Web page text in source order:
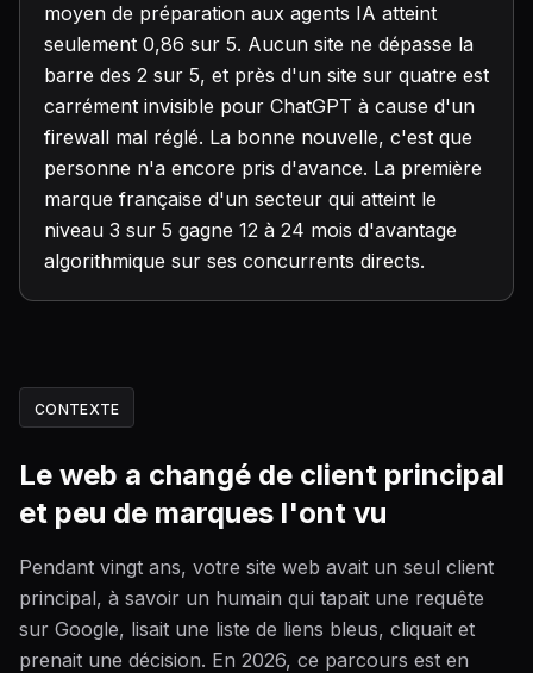
moyen de préparation aux agents IA atteint
seulement 0,86 sur 5. Aucun site ne dépasse la
barre des 2 sur 5, et près d'un site sur quatre est
carrément invisible pour ChatGPT à cause d'un
firewall mal réglé. La bonne nouvelle, c'est que
personne n'a encore pris d'avance. La première
marque française d'un secteur qui atteint le
niveau 3 sur 5 gagne 12 à 24 mois d'avantage
algorithmique sur ses concurrents directs.
CONTEXTE
Le web a changé de client principal
et peu de marques l'ont vu
Pendant vingt ans, votre site web avait un seul client
principal, à savoir un humain qui tapait une requête
sur Google, lisait une liste de liens bleus, cliquait et
prenait une décision. En 2026, ce parcours est en